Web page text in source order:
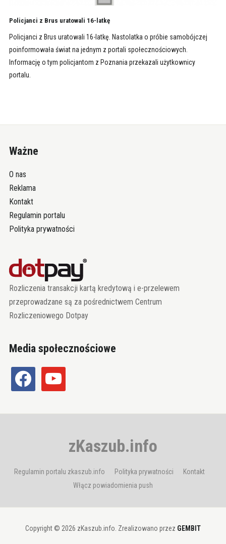
Policjanci z Brus uratowali 16-latkę
Policjanci z Brus uratowali 16-latkę. Nastolatka o próbie samobójczej
poinformowała świat na jednym z portali społecznościowych.
Informację o tym policjantom z Poznania przekazali użytkownicy
portalu.
Ważne
O nas
Reklama
Kontakt
Regulamin portalu
Polityka prywatności
Rozliczenia transakcji kartą kredytową i e-przelewem
przeprowadzane są za pośrednictwem Centrum
Rozliczeniowego Dotpay
Media społecznościowe
facebook youtube
zKaszub.info
Regulamin portalu zkaszub.info Polityka prywatności
Kontakt
Włącz powiadomienia push
Copyright © 2026 zKaszub.info. Zrealizowano przez GEMBIT